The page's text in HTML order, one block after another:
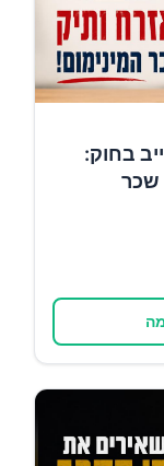
בחוק:
שכר